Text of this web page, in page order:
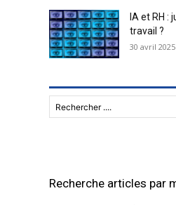
IA et RH :
travail ?
30 avril 2025
Rechercher ....
Recherche articles par